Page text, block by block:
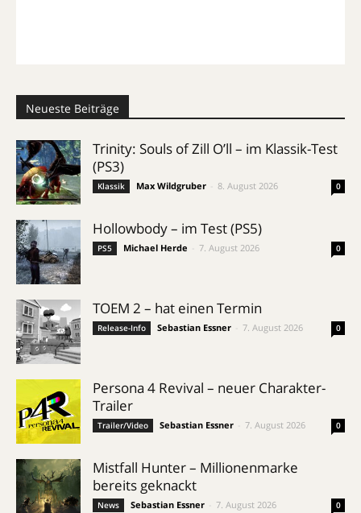
Neueste Beiträge
Trinity: Souls of Zill O’ll – im Klassik-Test
(PS3)
Klassik Max Wildgruber 8. August 2026 0
Hollowbody – im Test (PS5)
PS5 Michael Herde 7. August 2026 0
TOEM 2 – hat einen Termin
Release-Info Sebastian Essner 7. August 2026 0
Persona 4 Revival – neuer Charakter-
Trailer
Trailer/Video Sebastian Essner 7. August 2026 0
Mistfall Hunter – Millionenmarke
bereits geknackt
News Sebastian Essner 7. August 2026 0